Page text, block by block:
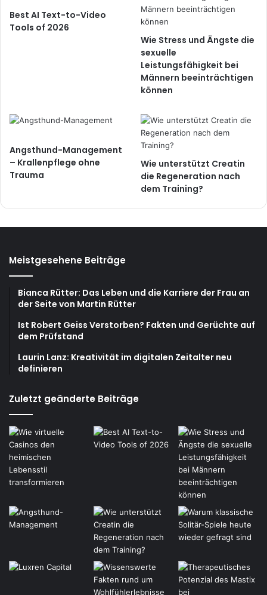
Best AI Text-to-Video
Tools of 2026
Wie Stress und Ängste die
sexuelle
Leistungsfähigkeit bei
Männern beeinträchtigen
können
Angsthund-Management
– Krallenpflege ohne
Trauma
Wie unterstützt Creatin
die Regeneration nach
dem Training?
Meistgesehene Beiträge
Bianca Rütter: Das Leben und die Karriere der Frau an
der Seite von Martin Rütter
Ist Robert Geiss Verstorben? Fakten und Gerüchte auf
dem Prüfstand
Laurin Lanz: Kreativität im digitalen Zeitalter neu
definieren
Zuletzt geänderte Beiträge